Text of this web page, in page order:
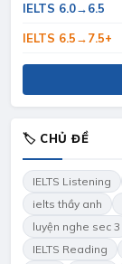
IELTS 6.0→6.5
IELTS 6.5→7.5+
🏷 CHỦ ĐỀ
IELTS Listening
ielts thầy anh
luyện nghe sec 3
IELTS Reading